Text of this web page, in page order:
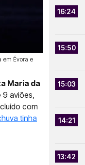
em Évora e
Maria da
9 aviões,
com
tinha
16:24
15:50
15:03
14:21
13:42